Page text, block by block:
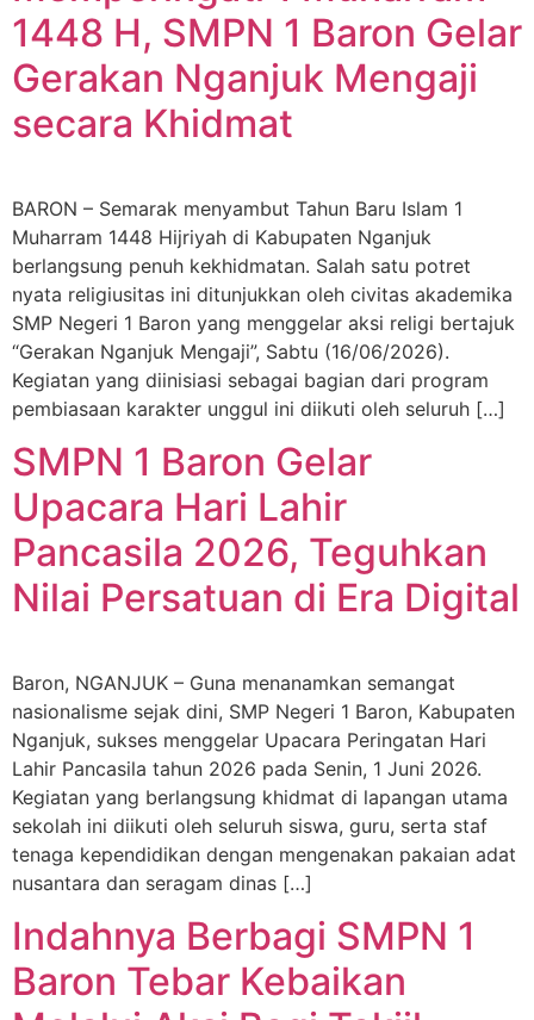
1448 H, SMPN 1 Baron Gelar
Gerakan Nganjuk Mengaji
secara Khidmat
BARON – Semarak menyambut Tahun Baru Islam 1
Muharram 1448 Hijriyah di Kabupaten Nganjuk
berlangsung penuh kekhidmatan. Salah satu potret
nyata religiusitas ini ditunjukkan oleh civitas akademika
SMP Negeri 1 Baron yang menggelar aksi religi bertajuk
“Gerakan Nganjuk Mengaji”, Sabtu (16/06/2026).
Kegiatan yang diinisiasi sebagai bagian dari program
pembiasaan karakter unggul ini diikuti oleh seluruh […]
SMPN 1 Baron Gelar
Upacara Hari Lahir
Pancasila 2026, Teguhkan
Nilai Persatuan di Era Digital
Baron, NGANJUK – Guna menanamkan semangat
nasionalisme sejak dini, SMP Negeri 1 Baron, Kabupaten
Nganjuk, sukses menggelar Upacara Peringatan Hari
Lahir Pancasila tahun 2026 pada Senin, 1 Juni 2026.
Kegiatan yang berlangsung khidmat di lapangan utama
sekolah ini diikuti oleh seluruh siswa, guru, serta staf
tenaga kependidikan dengan mengenakan pakaian adat
nusantara dan seragam dinas […]
Indahnya Berbagi SMPN 1
Baron Tebar Kebaikan